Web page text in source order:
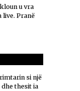
u vra
live. Pranë
si një
thesit ia